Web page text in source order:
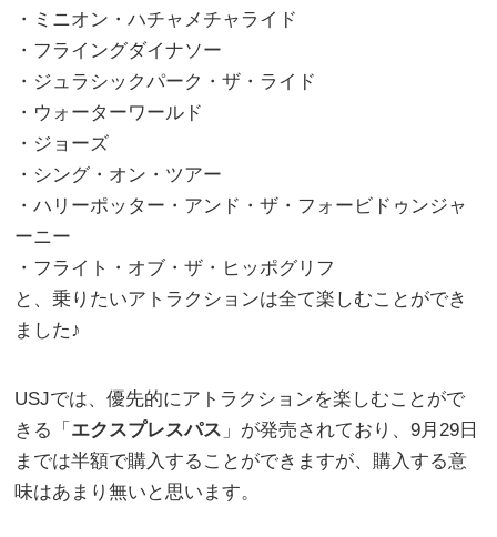
・ミニオン・ハチャメチャライド
・フライングダイナソー
・ジュラシックパーク・ザ・ライド
・ウォーターワールド
・ジョーズ
・シング・オン・ツアー
・ハリーポッター・アンド・ザ・フォービドゥンジャ
ーニー
・フライト・オブ・ザ・ヒッポグリフ
と、乗りたいアトラクションは全て楽しむことができ
ました♪
USJでは、優先的にアトラクションを楽しむことがで
きる「 エクスプレスパス 」が発売されており、9月29日
までは半額で購入することができますが、購入する意
味はあまり無いと思います。